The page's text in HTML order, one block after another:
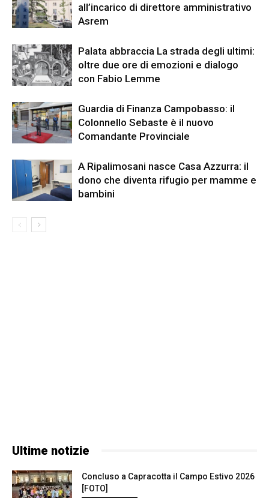
all’incarico di direttore amministrativo
Asrem
Palata abbraccia La strada degli ultimi:
oltre due ore di emozioni e dialogo
con Fabio Lemme
Guardia di Finanza Campobasso: il
Colonnello Sebaste è il nuovo
Comandante Provinciale
A Ripalimosani nasce Casa Azzurra: il
dono che diventa rifugio per mamme e
bambini
Ultime notizie
Concluso a Capracotta il Campo Estivo 2026
[FOTO]